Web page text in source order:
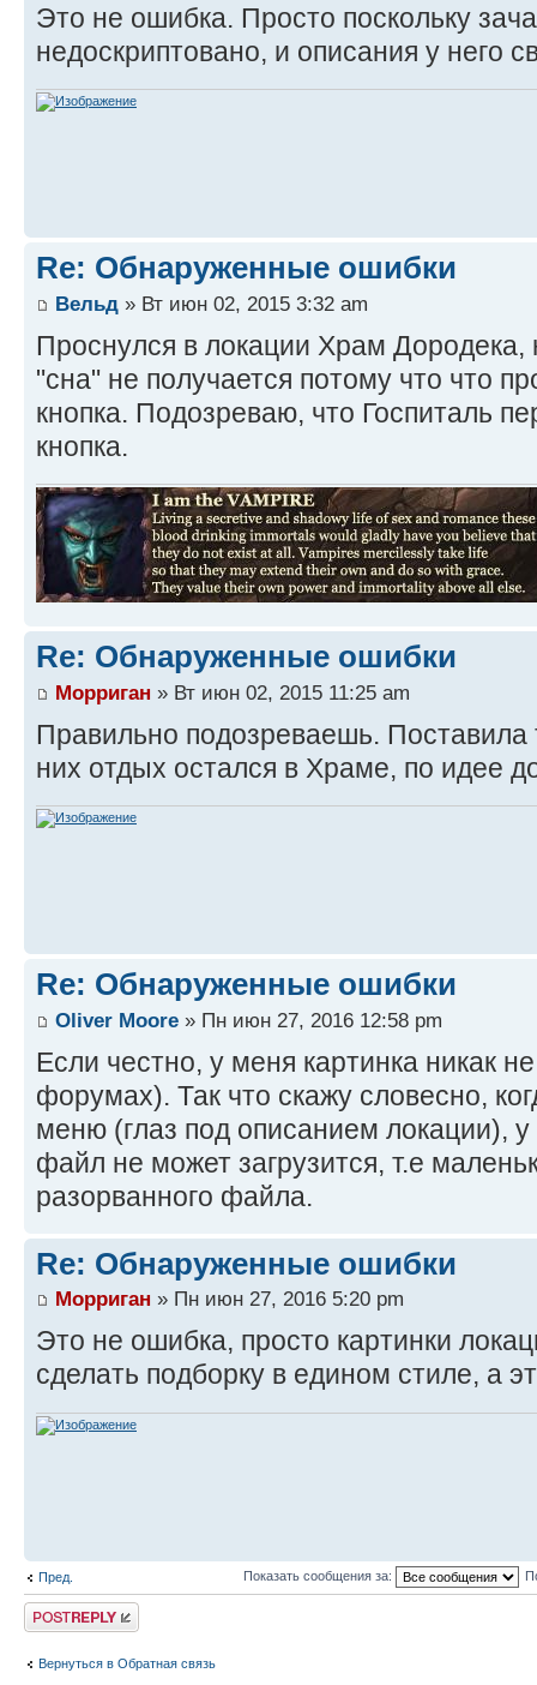
Это не ошибка. Просто поскольку
недоскриптовано, и описания у него
Re: Обнаруженные ошибки
Вельд » Вт июн 02, 2015 3:32 am
Проснулся в локации Храм Дородека,
"сна" не получается потому что что
кнопка. Подозреваю, что Госпиталь
кнопка.
Re: Обнаруженные ошибки
Морриган » Вт июн 02, 2015 11:25 am
Правильно подозреваешь. Поставила
них отдых остался в Храме, по идее
Re: Обнаруженные ошибки
Oliver Moore » Пн июн 27, 2016 12:58 pm
Если честно, у меня картинка никак
форумах). Так что скажу словесно,
меню (глаз под описанием локации),
файл не может загрузится, т.е
разорванного файла.
Re: Обнаруженные ошибки
Морриган » Пн июн 27, 2016 5:20 pm
Это не ошибка, просто картинки
сделать подборку в едином стиле, а
Пред. Показать сообщения за:
Ответить
Вернуться в Обратная связь